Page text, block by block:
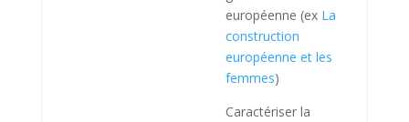
européenne (ex La
construction
européenne et les
femmes)
Caractériser la